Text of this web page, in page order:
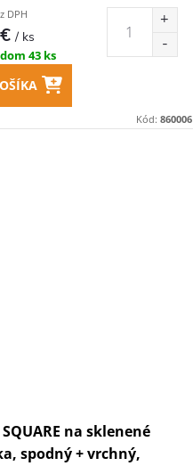
DPH
€/ ks
43 ks
Kód: 860006
na sklenené
spodný + vrchný,